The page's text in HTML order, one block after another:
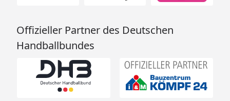
Offizieller Partner des Deutschen
Handballbundes